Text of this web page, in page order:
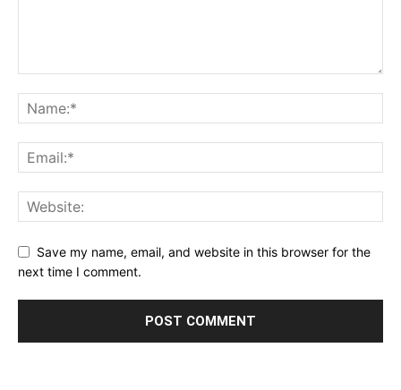
Save my name, email, and website in this browser for the
next time I comment.